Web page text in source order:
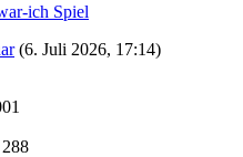
ich Spiel
(6. Juli 2026, 17:14)